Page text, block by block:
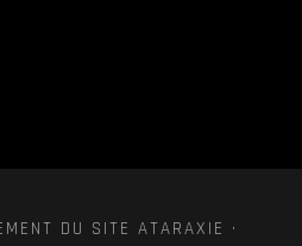
DU SITE ATARAXIE ·